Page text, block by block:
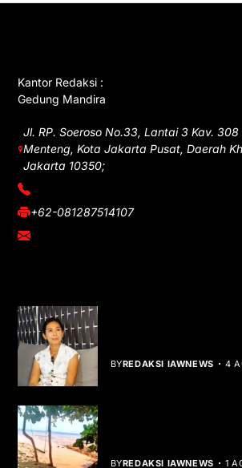
Kantor Redaksi :
Gedung Mandira
Jl. RP. Soeroso No.33, Lantai 3 Kav. 308
Menteng, Kota Jakarta Pusat, Daerah
Jakarta 10350;
(021) 3908026
+62-081287514107
adm@iawnews.com
BYREDAKSI IAWNEWS 4
BYREDAKSI IAWNEWS 1